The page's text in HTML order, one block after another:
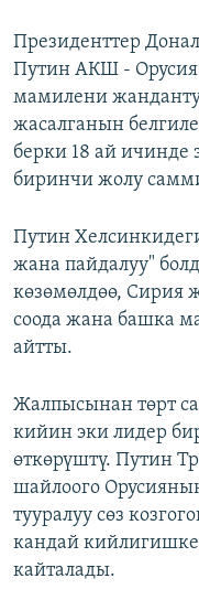
Президенттер
Путин АКШ - Орусия
мамилени
жасалганын
берки 18 ай ичинде
биринчи жолу
Путин
жана пайдалуу"
көзөмөлдөө, Сирия
соода жана башка
айтты.
Жалпысынан төрт
кийин эки лидер
өткөрүштү. Путин
шайлоого
тууралуу сөз
кандай
кайталады.